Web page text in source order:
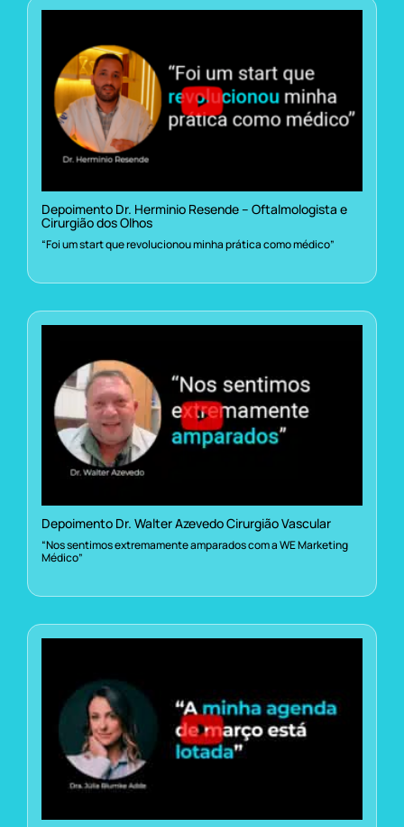
Depoimento Dr. Herminio Resende – Oftalmologista e
Cirurgião dos Olhos
“Foi um start que revolucionou minha prática como médico”
Depoimento Dr. Walter Azevedo Cirurgião Vascular
“Nos sentimos extremamente amparados com a WE Marketing
Médico”